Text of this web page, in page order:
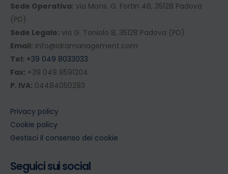
Sede Operativa: via Mons. G. Fortin 46, 35128 Padova
(PD)
Sede Legale: via G. Toniolo 8, 35128 Padova (PD)
Email: info@idramanagement.com
Tel: +39 049 8033033
Fax: +39 049 8591204
P. IVA: 04484050283
Privacy policy
Cookie policy
Gestisci il consenso dei cookie
Seguici sui social